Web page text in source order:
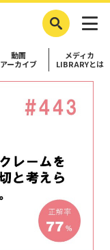
動画
アーカイブ
メディカ
LIBRARYとは